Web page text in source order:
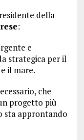
della
:
e
strategica per il
il mare.
che
progetto più
sta approntando